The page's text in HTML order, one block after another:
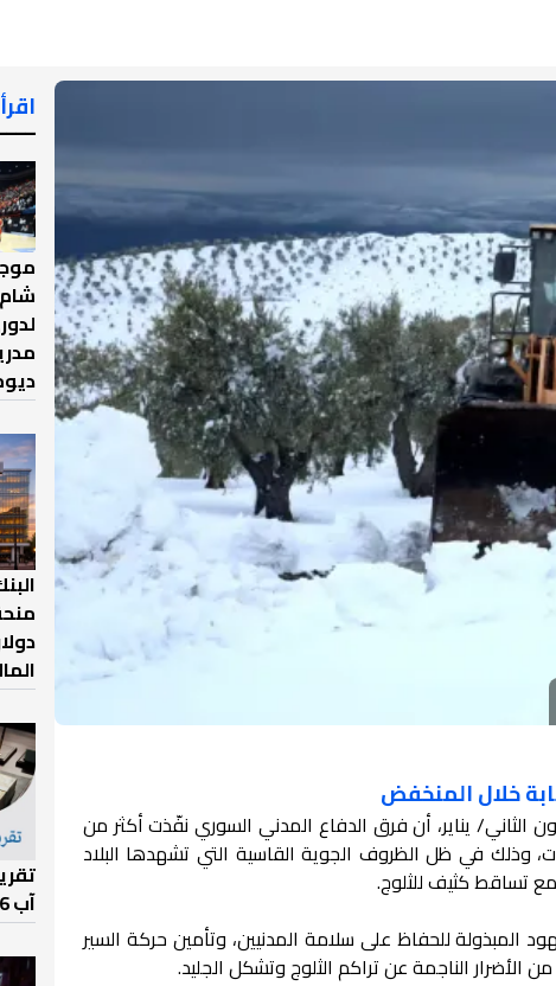
الطوارئ وإدارة الكوارث، يوم السبت 24 كانون الثاني/ يناير، أن فرق الدفاع المدني السوري نفّذت أكثر من
وذلك في ظل الظروف الجوية القاسية التي تشهدها البلاد
تساقط كثيف للثلوج.
المبذولة للحفاظ على سلامة المدنيين، وتأمين حركة السير
الناجمة عن تراكم الثلوج وتشكل الجليد.
آب 2026